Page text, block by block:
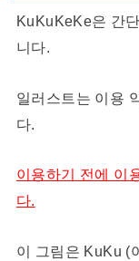
KuKuKeKe은 간
니다.
일러스트는 이용
다.
이용하기 전에 이
다.
이 그림은 KuKu (